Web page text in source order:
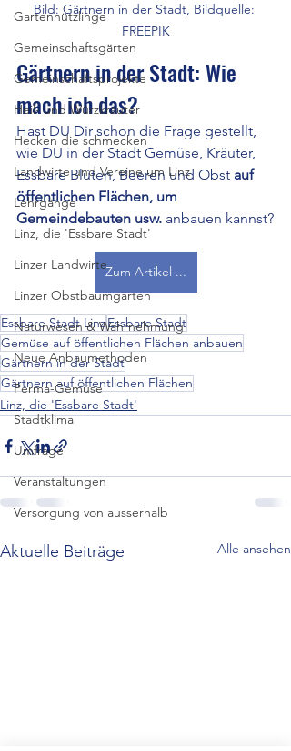
Gartennützlinge
Gemeinschaftsgärten
Gemeinschaftsprojekte
Heil- und Würzkräuter
Hecken die schmecken
Landwirte und Vereine um Linz
Lehrgänge
Linz, die 'Essbare Stadt'
Linzer Landwirte
Linzer Obstbaumgärten
Naturwesen & Wahrnehmung
Neue Anbaumethoden
Perma-Gemüse
Stadtklima
Umfrage
Veranstaltungen
Versorgung von ausserhalb
Bild: Gärtnern in der Stadt, Bildquelle:
FREEPIK
Gärtnern in der Stadt: Wie
mach ich das?
Hast DU Dir schon die Frage gestellt,
wie DU in der Stadt Gemüse, Kräuter,
Essbare Blüten, Beeren und Obst auf
öffentlichen Flächen, um
Gemeindebauten usw. anbauen kannst?
Zum Artikel ...
Essbare Stadt LinzEssbare Stadt
Gemüse auf öffentlichen Flächen anbauen
Gärtnern in der Stadt
Gärtnern auf öffentlichen Flächen
Linz, die 'Essbare Stadt'
Aktuelle Beiträge Alle ansehen